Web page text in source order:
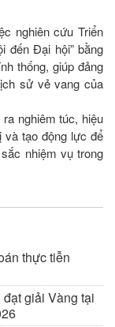
nghiên cứu Triển
đến Đại hội” bằng
thống, giúp đảng
sử vẻ vang của
nghiêm túc, hiệu
và tạo động lực để
nhiệm vụ trong
thực tiễn
giải Vàng tại